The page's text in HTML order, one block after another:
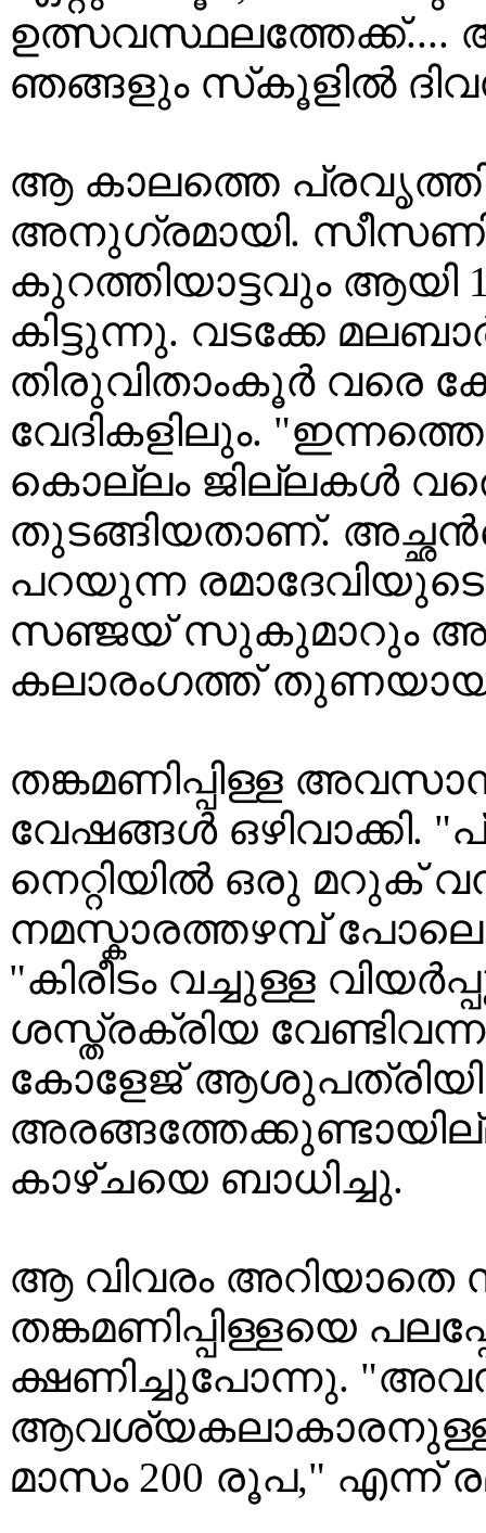
ഉത്സവസ്ഥലത്തേക്ക്....
ഞങ്ങളും സ്‌കൂളിൽ
ആ കാലത്തെ
അനുഗ്രമായി.
കുറത്തിയാട്ടവും
കിട്ടുന്നു. വടക്കേ
തിരുവിതാംകൂർ വരെ
വേദികളിലും.
കൊല്ലം ജില്ലകൾ
തുടങ്ങിയതാണ്.
പറയുന്ന
സഞ്ജയ് സുകുമാറും
കലാരംഗത്ത്
തങ്കമണിപ്പിള്ള
വേഷങ്ങൾ ഒഴിവാക്കി.
നെറ്റിയിൽ ഒരു മറുക്
നമസ്കാരത്തഴമ്പ്
"കിരീടം വച്ചുള്ള
ശസ്ത്രക്രിയ
കോളേജ്
കാഴ്ചയെ ബാധിച്ചു.
ആ വിവരം
തങ്കമണിപ്പിള്ളയെ
ക്ഷണിച്ചുപോന്നു.
ആവശ്യകലാകാരനുള്ള
മാസം 200 രൂപ," എന്ന്